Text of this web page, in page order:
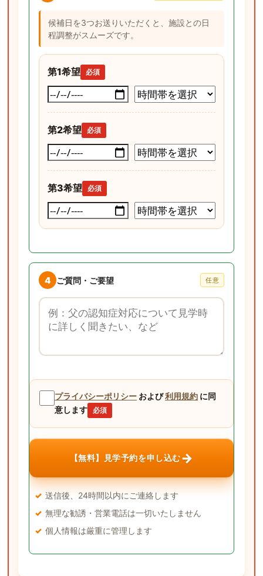
候補日を3つお送りいただくと、施設との日
程調整がスムーズです。
第1希望 必須
第2希望 必須
第3希望 必須
4 ご質問・ご要望 任意
ご質問・ご要望
プライバシーポリシー および利用規約 に同
意します
必須
【無料】見学予約を申し込む→
送信後、24時間以内にご連絡します
無理な勧誘・営業電話は一切いたしません
個人情報は厳重に管理します